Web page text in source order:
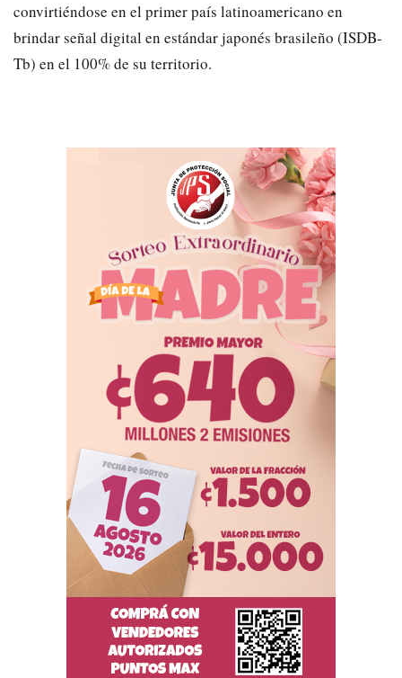
convirtiéndose en el primer país latinoamericano en
brindar señal digital en estándar japonés brasileño (ISDB-
Tb) en el 100% de su territorio.